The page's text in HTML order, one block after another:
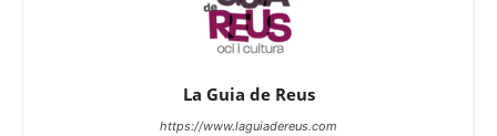
La Guia de Reus
https://www.laguiadereus.com